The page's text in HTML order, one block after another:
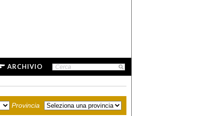
ARCHIVIO
Provincia